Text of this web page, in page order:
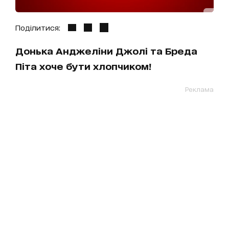
Поділитися:
Донька Анджеліни Джолі та Бреда
Піта хоче бути хлопчиком!
Реклама